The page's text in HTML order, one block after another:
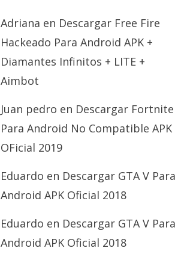
Adriana en Descargar Free Fire
Hackeado Para Android APK +
Diamantes Infinitos + LITE +
Aimbot
Juan pedro en Descargar Fortnite
Para Android No Compatible APK
OFicial 2019
Eduardo en Descargar GTA V Para
Android APK Oficial 2018
Eduardo en Descargar GTA V Para
Android APK Oficial 2018